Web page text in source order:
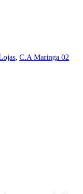
, C.A Maringa 02